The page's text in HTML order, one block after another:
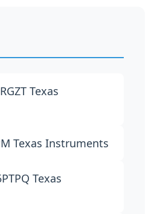
Texas
Texas Instruments
Texas